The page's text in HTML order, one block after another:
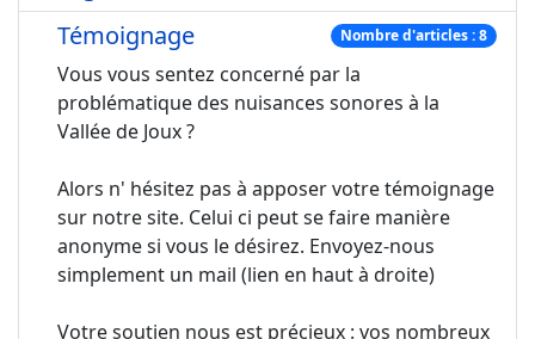
Témoignage
Nombre d'articles : 8
Vous vous sentez concerné par la
problématique des nuisances sonores à la
Vallée de Joux ?
Alors n' hésitez pas à apposer votre témoignage
sur notre site. Celui ci peut se faire manière
anonyme si vous le désirez. Envoyez-nous
simplement un mail (lien en haut à droite)
Votre soutien nous est précieux : vos nombreux